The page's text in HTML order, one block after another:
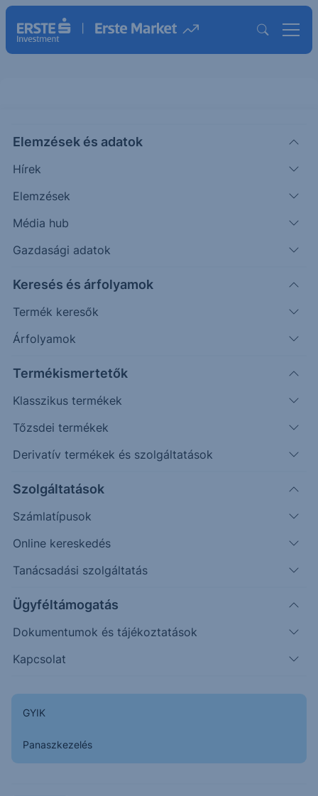
Elemzések és adatok
Hírek
Elemzések
Média hub
Gazdasági adatok
Keresés és árfolyamok
Termék keresők
Árfolyamok
Termékismertetők
Klasszikus termékek
Tőzsdei termékek
Derivatív termékek és szolgáltatások
Szolgáltatások
Számlatípusok
Online kereskedés
Tanácsadási szolgáltatás
Ügyféltámogatás
Dokumentumok és tájékoztatások
Kapcsolat
GYIK
Panaszkezelés
EUR/HUF - 2025/59 - napi
CHART EXTRA
Puppi Adrián
Az elmúlt időszakban kiesett a sávból az árfolyam.
Timeframe
Letört a támasz, igaz a letörést követő kereskedési
napon vissza is húzták a támaszzónába az
árfolyamot. Leszúrt az RSI indikátor a fenntartható
bear zónába, ami a legtöbb esetben azt jelenti,
hogy további bear (forinterő) folytatás érkezhet,
(hetes) indikátorképe alapján azonban erős támasz
található pár forinttal ezek alatt a szintek alatt, így
hiányában ez a mozgás valószínűleg nem jut